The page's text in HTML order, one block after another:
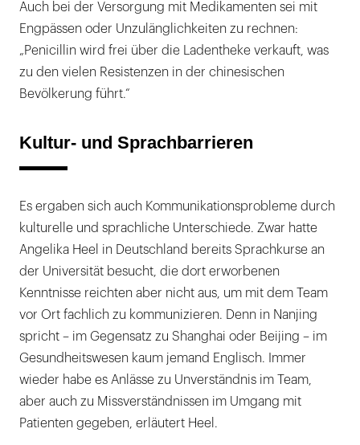
Auch bei der Versorgung mit Medikamenten sei mit
Engpässen oder Unzulänglichkeiten zu rechnen:
„Penicillin wird frei über die Ladentheke verkauft, was
zu den vielen Resistenzen in der chinesischen
Bevölkerung führt.“
Kultur- und Sprachbarrieren
Es ergaben sich auch Kommunikationsprobleme durch
kulturelle und sprachliche Unterschiede. Zwar hatte
Angelika Heel in Deutschland bereits Sprachkurse an
der Universität besucht, die dort erworbenen
Kenntnisse reichten aber nicht aus, um mit dem Team
vor Ort fachlich zu kommunizieren. Denn in Nanjing
spricht – im Gegensatz zu Shanghai oder Beijing – im
Gesundheitswesen kaum jemand Englisch. Immer
wieder habe es Anlässe zu Unverständnis im Team,
aber auch zu Missverständnissen im Umgang mit
Patienten gegeben, erläutert Heel.